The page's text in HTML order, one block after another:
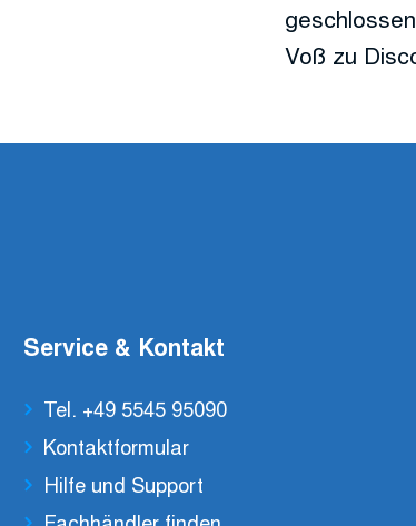
Voß zu
Service & Kontakt
Tel. +49 5545 95090
Kontaktformular
Hilfe und Support